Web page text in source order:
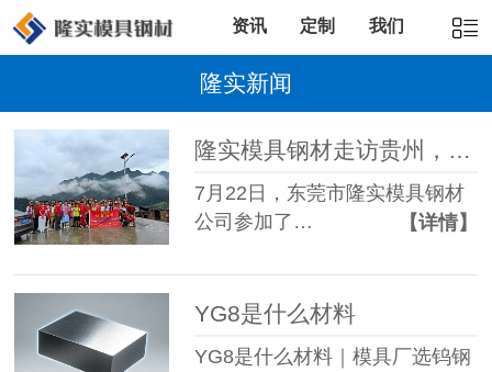
资讯 定制 我们
隆实新闻
隆实模具钢材走访贵州，说不出的感动，
7月22日，东莞市隆实模具钢材
公司参加了…
【详情】
YG8是什么材料
YG8是什么材料｜模具厂选钨钢